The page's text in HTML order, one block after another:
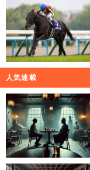
人気連載